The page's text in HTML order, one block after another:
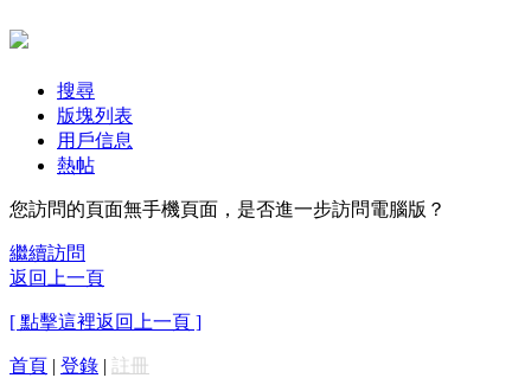
搜尋
版塊列表
用戶信息
熱帖
您訪問的頁面無手機頁面，是否進一步訪問電腦版？
繼續訪問
返回上一頁
[ 點擊這裡返回上一頁 ]
首頁 | 登錄 | 註冊